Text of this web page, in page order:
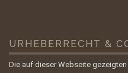
URHEBERRECHT &
Die auf dieser Webseite